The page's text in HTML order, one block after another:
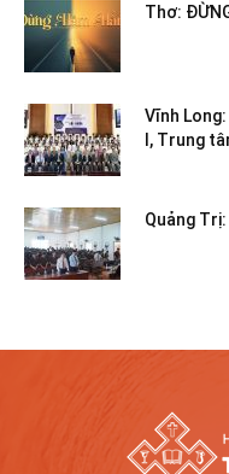
Thơ:
Vĩnh
I, Trung
Quảng